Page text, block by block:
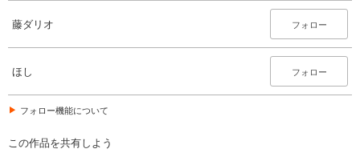
藤ダリオ フォロー
ほし フォロー
フォロー機能について
この作品を共有しよう